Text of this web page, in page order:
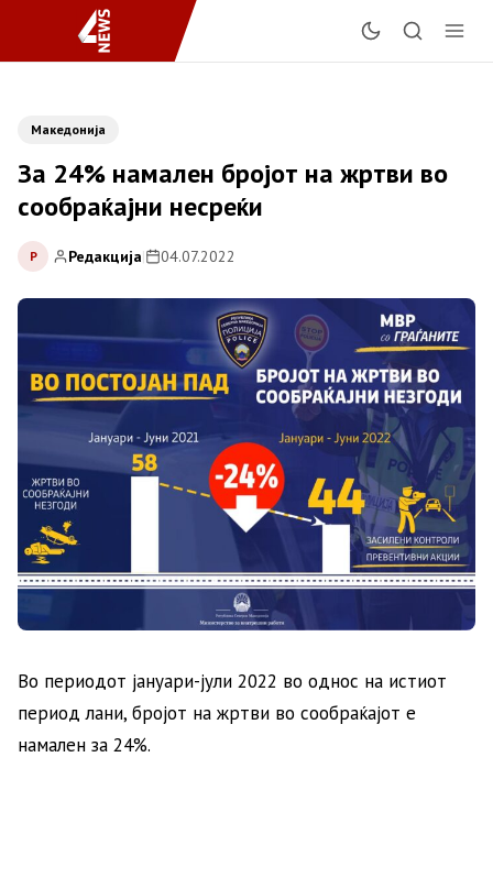
Македонија
За 24% намален бројот на жртви во
сообраќајни несреќи
Р Редакција| 04.07.2022
Во периодот јануари-јули 2022 во однос на истиот
период лани, бројот на жртви во сообраќајот е
намален за 24%.